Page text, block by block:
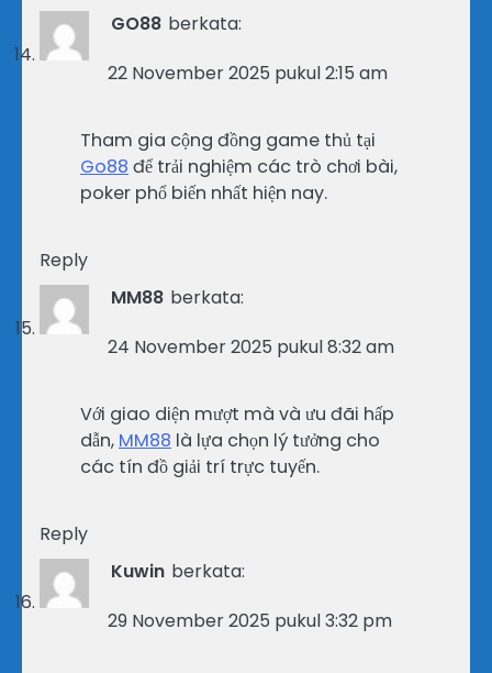
GO88 berkata:
22 November 2025 pukul 2:15 am
Tham gia cộng đồng game thủ tại
Go88 để trải nghiệm các trò chơi bài,
poker phổ biến nhất hiện nay.
Reply
MM88 berkata:
24 November 2025 pukul 8:32 am
Với giao diện mượt mà và ưu đãi hấp
dẫn, MM88 là lựa chọn lý tưởng cho
các tín đồ giải trí trực tuyến.
Reply
Kuwin berkata:
29 November 2025 pukul 3:32 pm